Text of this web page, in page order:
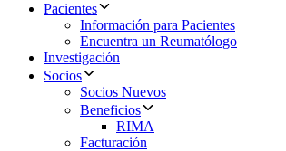
Pacientes
Información para Pacientes
Encuentra un Reumatólogo
Investigación
Socios
Socios Nuevos
Beneficios
RIMA
Facturación